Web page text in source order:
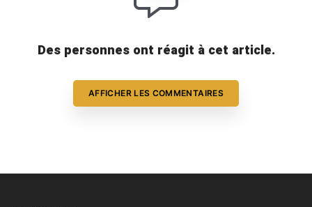
Des personnes ont réagit à cet article.
AFFICHER LES COMMENTAIRES